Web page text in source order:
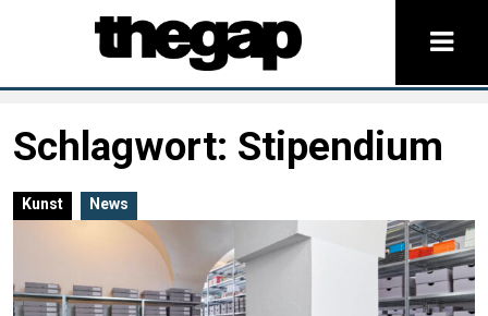
Schlagwort: Stipendium
Kunst News